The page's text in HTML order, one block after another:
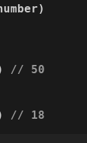
// 50
// 18